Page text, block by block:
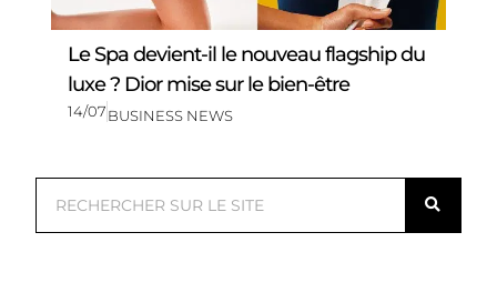
Le Spa devient-il le nouveau flagship du
luxe ? Dior mise sur le bien-être
14/07BUSINESS NEWS